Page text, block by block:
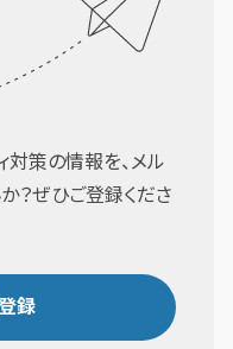
対策の情報を、メル
？ぜひご登録くださ
録